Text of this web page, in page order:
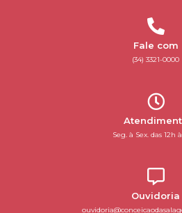
Fale com
(34) 3321-0000
Seg. à Sex. das 12h
Ouvidoria